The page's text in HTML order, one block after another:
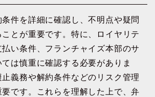
件を詳細に確認し、不明点や疑問
とが重要です。特に、ロイヤリテ
い条件、フランチャイズ本部のサ
は慎重に確認する必要がありま
義務や解約条件などのリスク管理
です。これらを理解した上で、弁